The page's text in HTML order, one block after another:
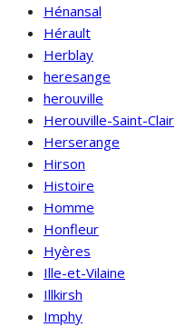
Hénansal
Hérault
Herblay
heresange
herouville
Herouville-Saint-Clair
Herserange
Hirson
Histoire
Homme
Honfleur
Hyères
Ille-et-Vilaine
Illkirsh
Imphy